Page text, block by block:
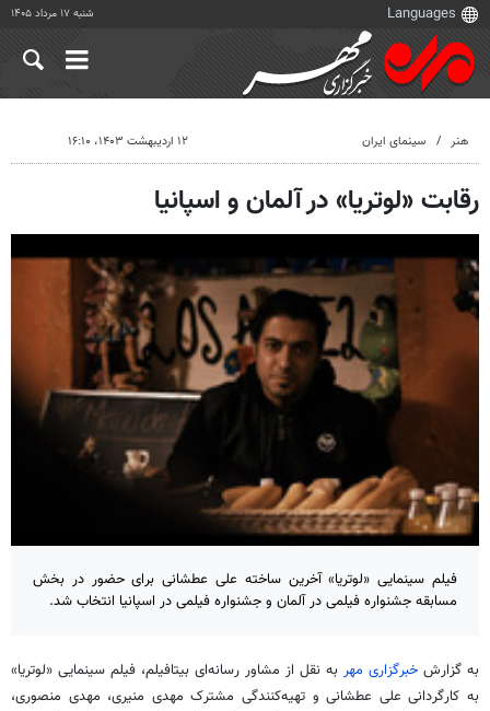
شنبه ۱۷ مرداد ۱۴۰۵
هنر سینمای ایران ۱۲ اردیبهشت ۱۴۰۳، ۱۶:۱۰
رقابت «لوتریا» در آلمان و اسپانیا
فیلم سینمایی «لوتریا» آخرین ساخته علی عطشانی برای حضور در بخش
مسابقه جشنواره فیلمی در آلمان و جشنواره فیلمی در اسپانیا انتخاب شد.
به گزارش خبرگزاری مهر به نقل از مشاور رسانه‌ای بیتافیلم، فیلم سینمایی «لوتریا»
به کارگردانی علی عطشانی و تهیه‌کنندگی مشترک مهدی منیری، مهدی منصوری،